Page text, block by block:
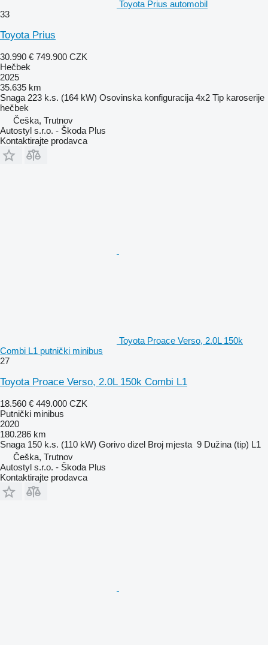
Toyota Prius automobil
33
Toyota Prius
30.990 € 749.900 CZK
Hečbek
2025
35.635 km
Snaga 223 k.s. (164 kW) Osovinska konfiguracija 4x2 Tip karoserije
hečbek
Češka, Trutnov
Autostyl s.r.o. - Škoda Plus
Kontaktirajte prodavca
Toyota Proace Verso, 2.0L 150k
Combi L1 putnički minibus
27
Toyota Proace Verso, 2.0L 150k Combi L1
18.560 € 449.000 CZK
Putnički minibus
2020
180.286 km
Snaga 150 k.s. (110 kW) Gorivo dizel Broj mjesta 9 Dužina (tip) L1
Češka, Trutnov
Autostyl s.r.o. - Škoda Plus
Kontaktirajte prodavca